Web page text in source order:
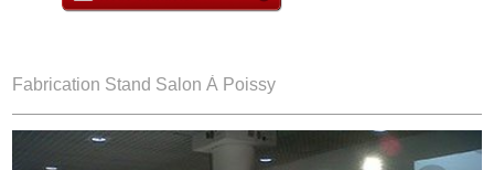
Fabrication Stand Salon À Poissy